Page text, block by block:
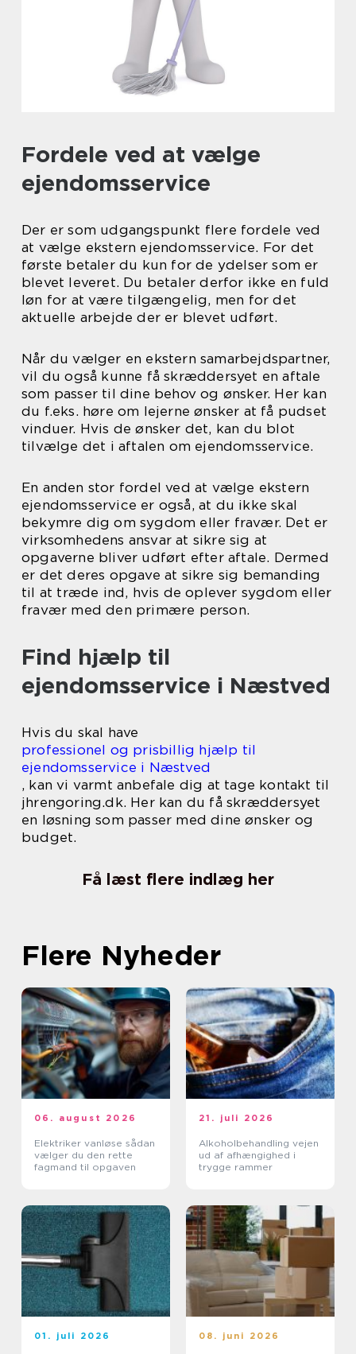
Fordele ved at vælge
ejendomsservice
Der er som udgangspunkt flere fordele ved
at vælge ekstern ejendomsservice. For det
første betaler du kun for de ydelser som er
blevet leveret. Du betaler derfor ikke en fuld
løn for at være tilgængelig, men for det
aktuelle arbejde der er blevet udført.
Når du vælger en ekstern samarbejdspartner,
vil du også kunne få skræddersyet en aftale
som passer til dine behov og ønsker. Her kan
du f.eks. høre om lejerne ønsker at få pudset
vinduer. Hvis de ønsker det, kan du blot
tilvælge det i aftalen om ejendomsservice.
En anden stor fordel ved at vælge ekstern
ejendomsservice er også, at du ikke skal
bekymre dig om sygdom eller fravær. Det er
virksomhedens ansvar at sikre sig at
opgaverne bliver udført efter aftale. Dermed
er det deres opgave at sikre sig bemanding
til at træde ind, hvis de oplever sygdom eller
fravær med den primære person.
Find hjælp til
ejendomsservice i Næstved
Hvis du skal have
professionel og prisbillig hjælp til
ejendomsservice i Næstved
, kan vi varmt anbefale dig at tage kontakt til
jhrengoring.dk. Her kan du få skræddersyet
en løsning som passer med dine ønsker og
budget.
Få læst flere indlæg her
Flere Nyheder
06. august 2026
Elektriker vanløse sådan
vælger du den rette
fagmand til opgaven
21. juli 2026
Alkoholbehandling vejen
ud af afhængighed i
trygge rammer
01. juli 2026 08. juni 2026